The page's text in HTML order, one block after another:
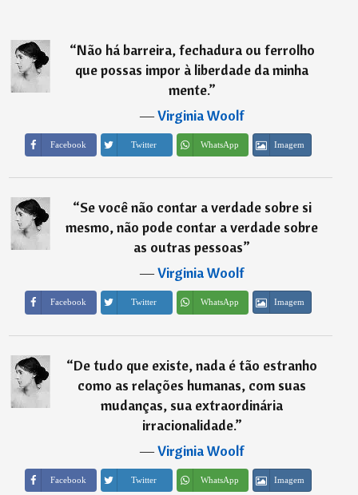
“Não há barreira, fechadura ou ferrolho
que possas impor à liberdade da minha
mente.”
―Virginia Woolf
Facebook Twitter WhatsApp Imagem
“Se você não contar a verdade sobre si
mesmo, não pode contar a verdade sobre
as outras pessoas”
―Virginia Woolf
Facebook Twitter WhatsApp Imagem
“De tudo que existe, nada é tão estranho
como as relações humanas, com suas
mudanças, sua extraordinária
irracionalidade.”
―Virginia Woolf
Facebook Twitter WhatsApp Imagem